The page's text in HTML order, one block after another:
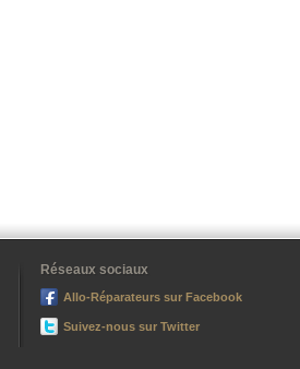
Réseaux sociaux
Allo-Réparateurs sur Facebook
Suivez-nous sur Twitter